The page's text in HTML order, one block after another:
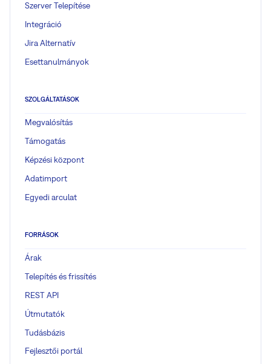
Szerver Telepítése
Integráció
Jira Alternatív
Esettanulmányok
SZOLGÁLTATÁSOK
Megvalósítás
Támogatás
Képzési központ
Adatimport
Egyedi arculat
FORRÁSOK
Árak
Telepítés és frissítés
REST API
Útmutatók
Tudásbázis
Fejlesztői portál